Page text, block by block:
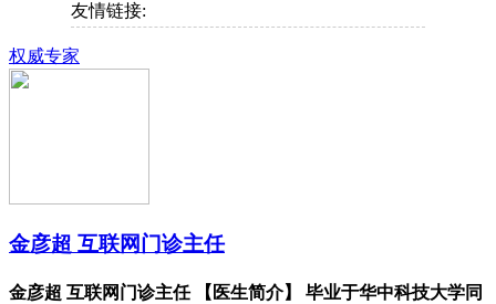
友情链接:
权威专家
金彦超 互联网门诊主任
金彦超 互联网门诊主任 【医生简介】 毕业于华中科技大学同